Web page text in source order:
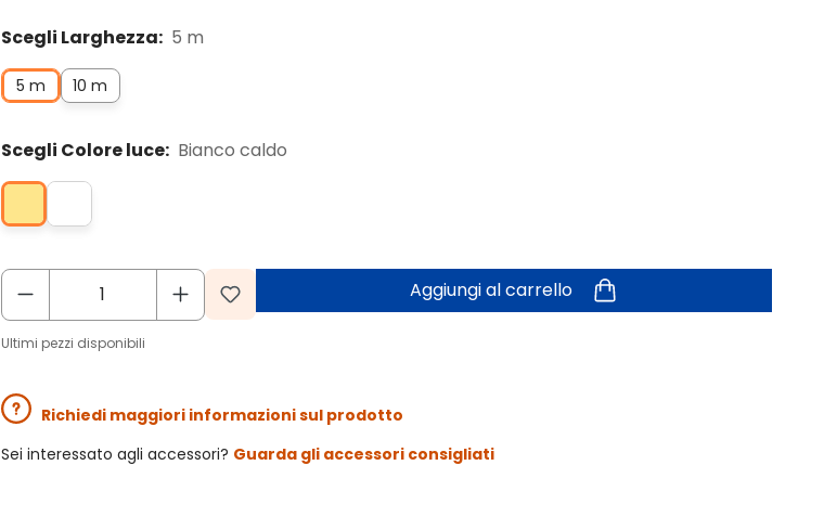
Scegli Larghezza: 5 m
5 m 10 m
Scegli Colore luce: Bianco caldo
Aggiungi al carrello
Ultimi pezzi disponibili
Richiedi maggiori informazioni sul prodotto
Sei interessato agli accessori? Guarda gli accessori consigliati